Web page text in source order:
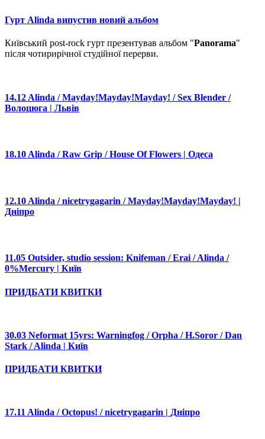
Гурт Alinda випустив новий альбом
Київський post-rock гурт презентував альбом "Panorama"
після чотирирічної студійної перерви.
14.12 Alinda / Mayday!Mayday!Mayday! / Sex Blender /
Волоцюга | Львів
18.10 Alinda / Raw Grip / House Of Flowers | Одеса
12.10 Alinda / nicetrygagarin / Mayday!Mayday!Mayday! |
Дніпро
11.05 Outsider, studio session: Knifeman / Erai / Alinda /
0%Mercury | Київ
ПРИДБАТИ КВИТКИ
30.03 Neformat 15yrs: Warningfog / Orpha / H.Soror / Dan
Stark / Alinda | Київ
ПРИДБАТИ КВИТКИ
17.11 Alinda / Octopus! / nicetrygagarin | Дніпро